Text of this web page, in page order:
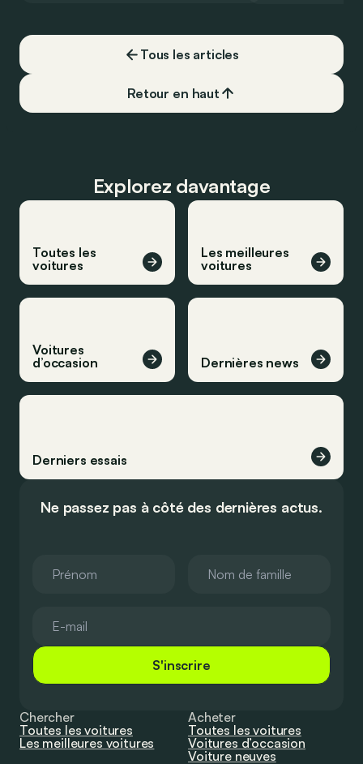
Tous les articles
Retour en haut
Explorez davantage
Toutes les
voitures
Les meilleures
voitures
Voitures
d’occasion
Dernières news
Derniers essais
Ne passez pas à côté des dernières actus.
S'inscrire
Chercher
Toutes les voitures
Les meilleures voitures
Acheter
Toutes les voitures
Voitures d’occasion
Voiture neuves